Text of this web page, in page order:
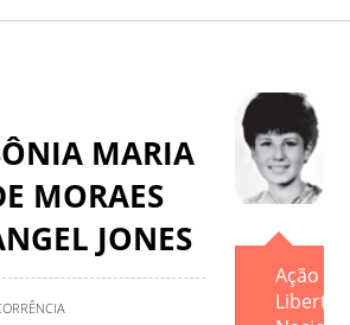
.
. R .S.T. U
. Y.Z
MARIA
MORAES
JONES
Ação